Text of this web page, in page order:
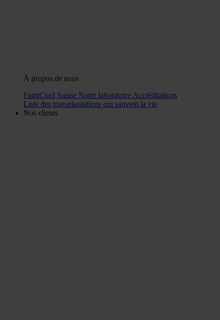
À propos de nous
FamiCord Suisse Notre laboratoire Accréditations
Liste des transplantations qui sauvent la vie
Nos clients